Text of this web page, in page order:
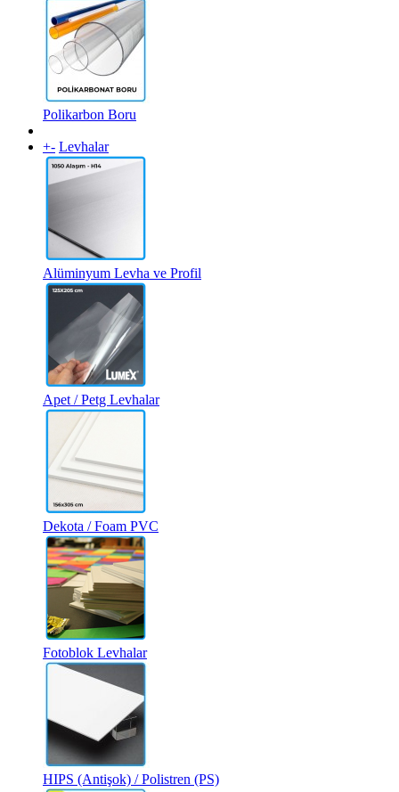
Polikarbon Boru
+- Levhalar
Alüminyum Levha ve Profil
Apet / Petg Levhalar
Dekota / Foam PVC
Fotoblok Levhalar
HIPS (Antişok) / Polistren (PS)